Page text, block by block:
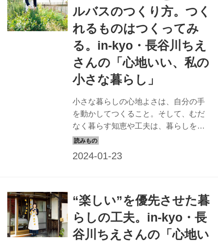
ルバスのつくり方。つく
れるものはつくってみ
る。in-kyo・長谷川ちえ
さんの「心地いい、私の
小さな暮らし」
小さな暮らしの心地よさは、自分の手
を動かしてつくること。そして、むだ
なく暮らす知恵や工夫は、暮らしを豊
かにしてくれます。暮らしのちょっと
“楽しい”を優先させた暮
らしの工夫。in-kyo・長
谷川ちえさんの「心地い